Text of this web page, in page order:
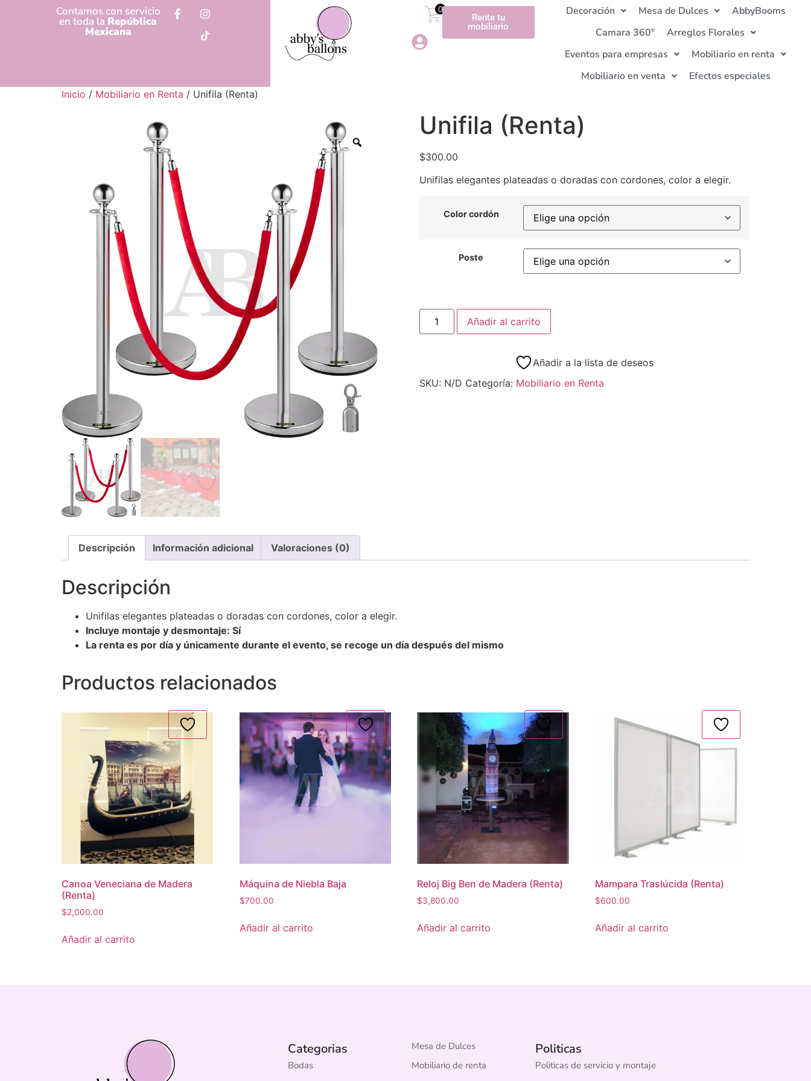
Contamos con servicio
en toda la República
Mexicana
0
Renta tu
mobiliario
Decoración Mesa de Dulces
AbbyBooms
Camara 360°
Arreglos Florales
Eventos para empresas
Mobiliario en renta
Mobiliario en venta
Efectos especiales
Inicio / Mobiliario en Renta / Unifila (Renta)
Unifila (Renta)
$300.00
Unifilas elegantes plateadas o doradas con cordones, color a elegir.
Color cordón
Poste
Añadir al carrito
Añadir a la lista de deseos
SKU: N/D Categoría: Mobiliario en Renta
Descripción Información adicional Valoraciones (0)
Descripción
Unifilas elegantes plateadas o doradas con cordones, color a elegir.
Incluye montaje y desmontaje: Sí
La renta es por día y únicamente durante el evento, se recoge un día después del mismo
Productos relacionados
Canoa Veneciana de Madera
(Renta)
$2,000.00
Añadir al carrito
Máquina de Niebla Baja
$700.00
Añadir al carrito
Reloj Big Ben de Madera (Renta)
$3,800.00
Añadir al carrito
Mampara Traslúcida (Renta)
$600.00
Añadir al carrito
Categorias
Bodas
Mesa de Dulces
Mobiliario de renta
Politicas
Politicas de servicio y montaje